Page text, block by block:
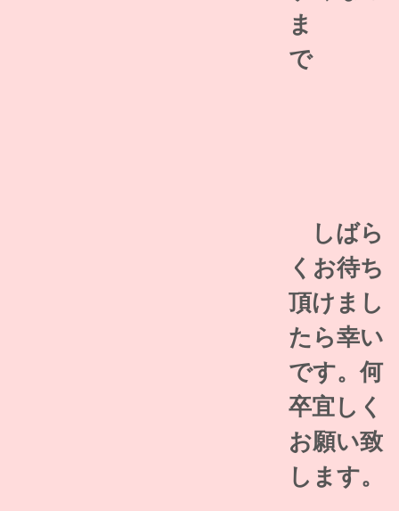
ま
で
しばら
くお待ち
頂けまし
たら幸い
です。何
卒宜しく
お願い致
します。